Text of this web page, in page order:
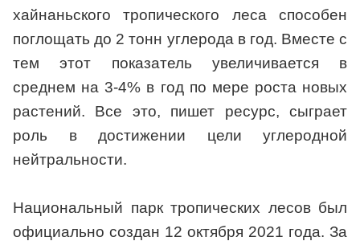
хайнаньского тропического леса способен
поглощать до 2 тонн углерода в год. Вместе с
тем этот показатель увеличивается в
среднем на 3-4% в год по мере роста новых
растений. Все это, пишет ресурс, сыграет
роль в достижении цели углеродной
нейтральности.
Национальный парк тропических лесов был
официально создан 12 октября 2021 года. За